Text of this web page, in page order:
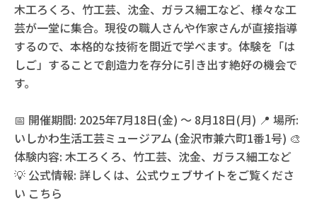
木工ろくろ、竹工芸、沈金、ガラス細工など、様々な工
芸が一堂に集合。現役の職人さんや作家さんが直接指導
するので、本格的な技術を間近で学べます。体験を「は
しご」することで創造力を存分に引き出す絶好の機会で
す。
📅 開催期間: 2025年7月18日(金) ～ 8月18日(月) 📍 場所:
いしかわ生活工芸ミュージアム (金沢市兼六町1番1号) 🎨
体験内容: 木工ろくろ、竹工芸、沈金、ガラス細工など
💡 公式情報: 詳しくは、公式ウェブサイトをご覧くださ
い こちら